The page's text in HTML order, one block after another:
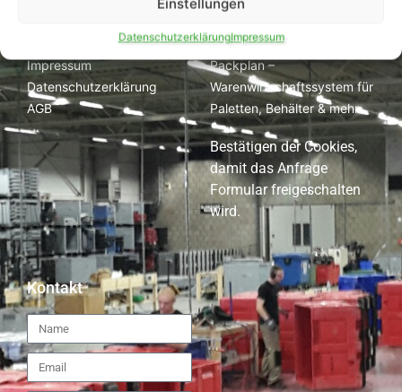
DatenschutzerklärungImpressum
Impressum
Datenschutzerklärung
AGB
Beratung & Beschaffung
Packplan –
Warenwirtschaftssystem für
Paletten, Behälter & mehr
Bestätigen der Cookies,
damit das Anfrage
Formular freigeschalten
wird.
Kontakt